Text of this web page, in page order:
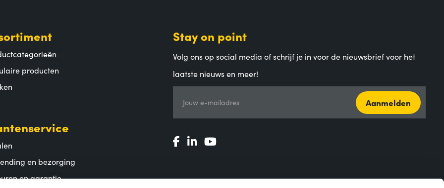
producten
en bezorging
en garantie
Stay on point
Volg ons op social media of schrijf je in voor de nieuwsbrief voor het
laatste nieuws en meer!
Jouw e-mailadres Aanmelden